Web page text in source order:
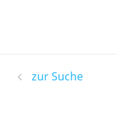
zur Suche